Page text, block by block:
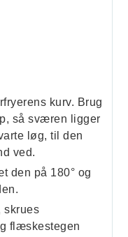
kurv. Brug
så sværen ligger
løg, til den
ved.
den på 180° og
skrues
flæskestegen